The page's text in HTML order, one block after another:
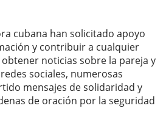
cubana han solicitado apoyo
y contribuir a cualquier
noticias sobre la pareja y
sociales, numerosas
mensajes de solidaridad y
de oración por la seguridad